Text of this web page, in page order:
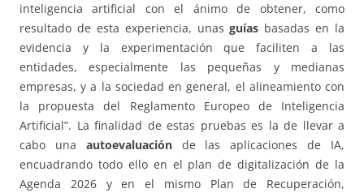
inteligencia artificial con el ánimo de obtener, como
resultado de esta experiencia, unasguías basadas en la
evidencia y la experimentación que faciliten a las
entidades, especialmente las pequeñas y medianas
empresas, y a la sociedad en general, el alineamiento con
la propuesta del Reglamento Europeo de Inteligencia
Artificial”. La finalidad de estas pruebas es la de llevar a
cabo una autoevaluaciónde las aplicaciones de IA,
encuadrando todo ello en el plan de digitalización de la
Agenda 2026 y en el mismo Plan de Recuperación,